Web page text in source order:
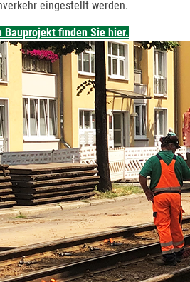
eingestellt werden.
Bauprojekt finden Sie hier.